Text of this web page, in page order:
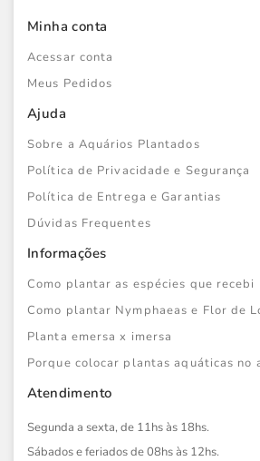
Minha conta
Acessar conta
Meus Pedidos
Ajuda
Sobre a Aquários Plantados
Política de Privacidade e Segurança
Política de Entrega e Garantias
Dúvidas Frequentes
Informações
Como plantar as espécies que recebi
Como plantar Nymphaeas e Flor de
Planta emersa x imersa
Porque colocar plantas aquáticas no
Atendimento
Segunda a sexta, de 11hs às 18hs.
Sábados e feriados de 08hs às 12hs.